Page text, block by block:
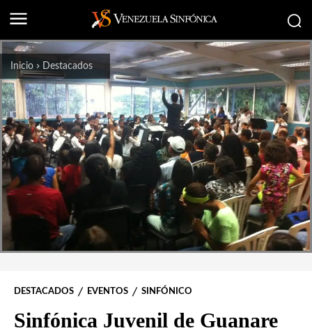
Inicio Destacados
DESTACADOS EVENTOS SINFÓNICO
Sinfónica Juvenil de Guanare